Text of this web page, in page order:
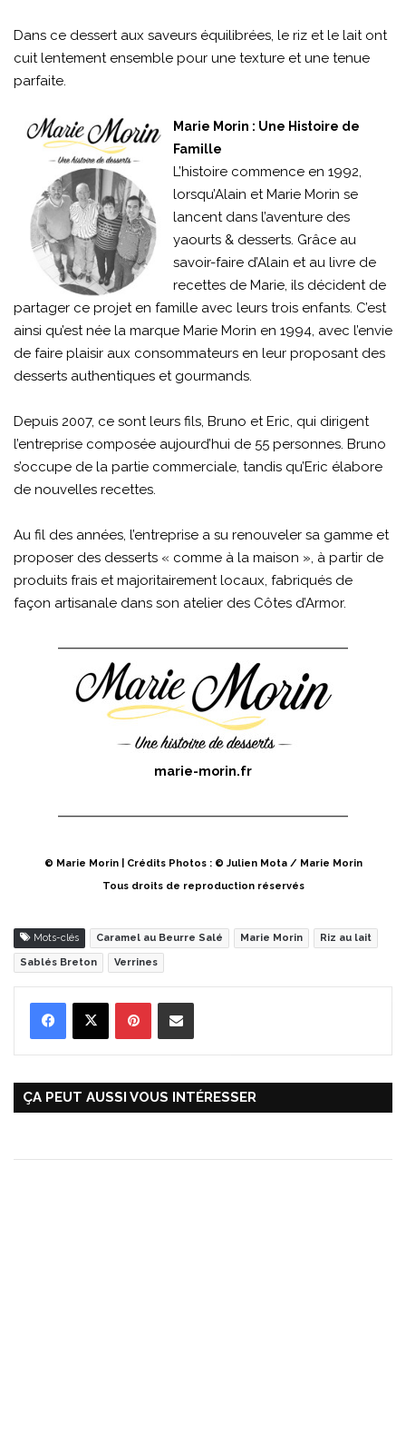
Dans ce dessert aux saveurs équilibrées, le riz et le lait ont
cuit lentement ensemble pour une texture et une tenue
parfaite.
Marie Morin : Une Histoire de
Famille
L’histoire commence en 1992,
lorsqu’Alain et Marie Morin se
lancent dans l’aventure des
yaourts & desserts. Grâce au
savoir-faire d’Alain et au livre de
recettes de Marie, ils décident de
partager ce projet en famille avec leurs trois enfants. C’est
ainsi qu’est née la marque Marie Morin en 1994, avec l’envie
de faire plaisir aux consommateurs en leur proposant des
desserts authentiques et gourmands.
Depuis 2007, ce sont leurs fils, Bruno et Eric, qui dirigent
l’entreprise composée aujourd’hui de 55 personnes. Bruno
s’occupe de la partie commerciale, tandis qu’Eric élabore
de nouvelles recettes.
Au fil des années, l’entreprise a su renouveler sa gamme et
proposer des desserts « comme à la maison », à partir de
produits frais et majoritairement locaux, fabriqués de
façon artisanale dans son atelier des Côtes d’Armor.
marie-morin.fr
© Marie Morin | Crédits Photos : © Julien Mota / Marie Morin
Tous droits de reproduction réservés
Mots-clés Caramel au Beurre Salé Marie Morin Riz au lait
Sablés Breton Verrines
ÇA PEUT AUSSI VOUS INTÉRESSER